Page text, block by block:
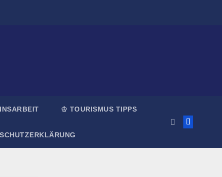
♔ TOURISMUS TIPPS